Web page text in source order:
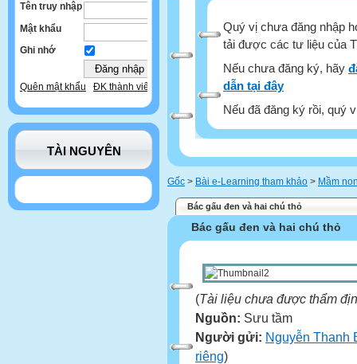
Tên truy nhập
Mật khẩu
Ghi nhớ
Quên mật khẩu ĐK thành viên
TÀI NGUYÊN
Quý vị chưa đăng nhập
tải được các tư liệu của
Nếu chưa đăng ký, hãy
dẫn tại đây
Nếu đã đăng ký rồi, quý
Gốc > Bài e-Learning tham khảo > Mầm
Bác gấu đen và hai chú thỏ
Bác gấu đen và hai chú thỏ
(Tài liệu chưa được thẩm
Nguồn: Sưu tầm
Người gửi: Nguyễn Thanh
riêng)